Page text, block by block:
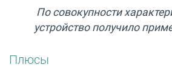
По совокупности
устройство получило
Плюсы